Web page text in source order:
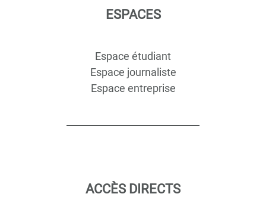
ESPACES
Espace étudiant
Espace journaliste
Espace entreprise
ACCÈS DIRECTS